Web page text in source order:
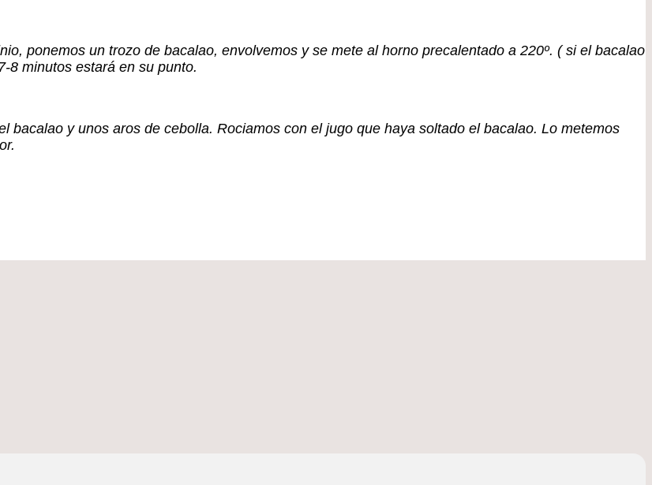
ponemos un trozo de bacalao, envolvemos y se mete al horno precalentado a 220º. ( si el bacalao
8 minutos estará en su punto.
bacalao y unos aros de cebolla. Rociamos con el jugo que haya soltado el bacalao. Lo metemos